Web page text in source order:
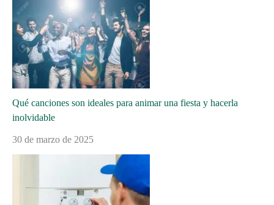
Qué canciones son ideales para animar una fiesta y hacerla
inolvidable
30 de marzo de 2025